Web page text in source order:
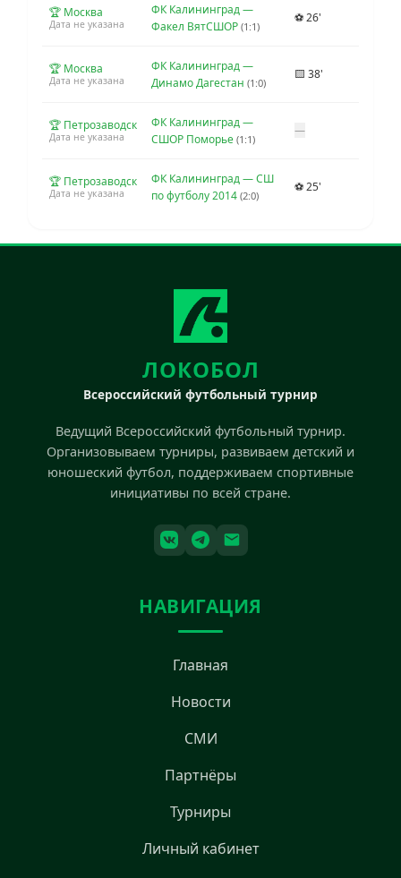
🏆 Москва
Дата не указана
ФК Калининград —
Факел ВятСШОР (1:1)
⚽ 26'
🏆 Москва
Дата не указана
ФК Калининград —
Динамо Дагестан (1:0)
🟨 38'
🏆 Петрозаводск
Дата не указана
ФК Калининград —
СШОР Поморье (1:1)
—
🏆 Петрозаводск
Дата не указана
ФК Калининград — СШ
по футболу 2014 (2:0)
⚽ 25'
ЛОКОБОЛ
Всероссийский футбольный турнир
Ведущий Всероссийский футбольный турнир.
Организовываем турниры, развиваем детский и
юношеский футбол, поддерживаем спортивные
инициативы по всей стране.
НАВИГАЦИЯ
Главная
Новости
СМИ
Партнёры
Турниры
Личный кабинет